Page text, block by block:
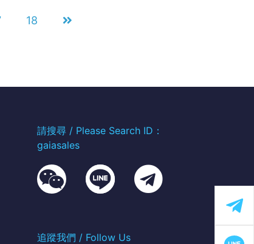
18
請搜尋 / Please Search ID：
gaiasales
追蹤我們 / Follow Us